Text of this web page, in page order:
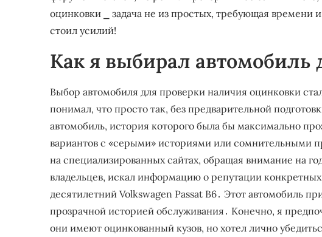
оцинковки ⎯ задача не из простых, требующая времени
стоил усилий!
Как я выбирал автомобиль
Выбор автомобиля для проверки наличия оцинковки
понимал, что просто так, без предварительной
автомобиль, история которого была бы максимально
вариантов с «серыми» историями или сомнительными
на специализированных сайтах, обращая внимание на
владельцев, искал информацию о репутации
десятилетний Volkswagen Passat B6․ Этот автомобиль
прозрачной историей обслуживания․ Конечно, я
они имеют оцинкованный кузов, но хотел лично